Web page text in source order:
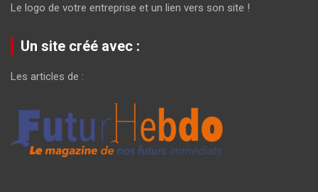
Le logo de votre entreprise et un lien vers son site !
Un site créé avec :
Les articles de :